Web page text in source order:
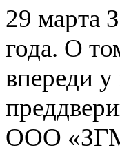
29 марта
года. О
впереди у
ООО